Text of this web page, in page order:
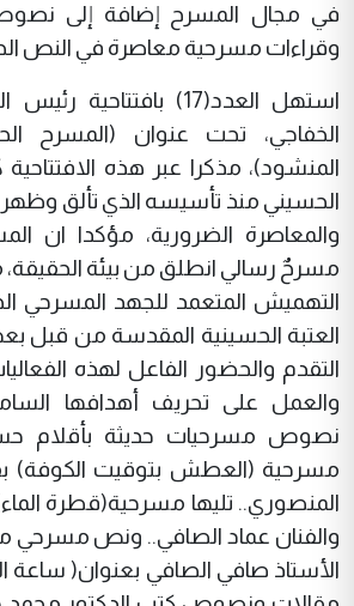
في مجال المسرح إضافة إلى
وقراءات مسرحية معاصرة في النص
استهل العدد(17)
الخفاجي، تحت عنوان (المسرح
المنشود)، مذكرا عبر هذه
الحسيني منذ تأسيسه الذي تألق وظهر
والمعاصرة الضرورية، مؤكدا ان
مسرحٌ رسالي انطلق من بيئة الحقيقة،
التهميش المتعمد للجهد المسرحي
العتبة الحسينية المقدسة من قبل
التقدم والحضور الفاعل لهذه
والعمل على تحريف أهدافها
نصوص مسرحيات حديثة بأقلام
مسرحية (العطش بتوقيت الكوفة)
المنصوري.. تليها مسرحية(قطرة
والفنان عماد الصافي.. ونص مسرحي
الأستاذ صافي الصافي بعنوان( ساعة